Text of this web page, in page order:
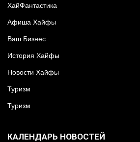
XайФантастика
Афиша Хайфы
Ваш Бизнес
История Хайфы
Новости Хайфы
Туризм
Туризм
КАЛЕНДАРЬ НОВОСТЕЙ